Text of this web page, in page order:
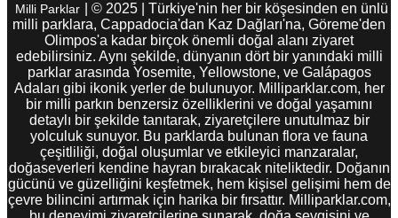
Milli Parklar | © 2025 | Türkiye'nin her bir köşesinden en ünlü
milli parklara, Cappadocia'dan Kaz Dağları'na, Göreme'den
Olimpos'a kadar birçok önemli doğal alanı ziyaret
edebilirsiniz. Aynı şekilde, dünyanın dört bir yanındaki milli
parklar arasında Yosemite, Yellowstone, ve Galápagos
Adaları gibi ikonik yerler de bulunuyor. Milliparklar.com, her
bir milli parkın benzersiz özelliklerini ve doğal yaşamını
detaylı bir şekilde tanıtarak, ziyaretçilere unutulmaz bir
yolculuk sunuyor. Bu parklarda bulunan flora ve fauna
çeşitliliği, doğal oluşumlar ve etkileyici manzaralar,
doğaseverleri kendine hayran bırakacak niteliktedir. Doğanın
gücünü ve güzelliğini keşfetmek, hem kişisel gelişimi hem de
çevre bilincini artırmak için harika bir fırsattır. Milliparklar.com,